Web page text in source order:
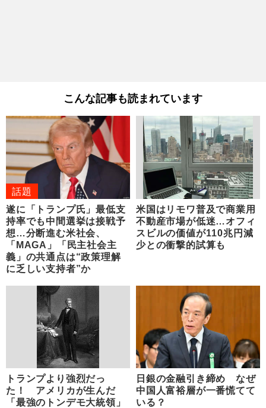
こんな記事も読まれています
話題
遂に「トランプ氏」最低支
持率でも中間選挙は接戦予
想…分断進む米社会、
「MAGA」「民主社会主
義」の共通点は“政策理解
に乏しい支持者”か
米国はリモワ普及で商業用
不動産市場が低迷…オフィ
スビルの価値が110兆円減
少との衝撃的試算も
トランプより強烈だっ
た！ アメリカが生んだ
「最強のトンデモ大統領」
日銀の金融引き締め なぜ
中国人富裕層が一番慌てて
いる？